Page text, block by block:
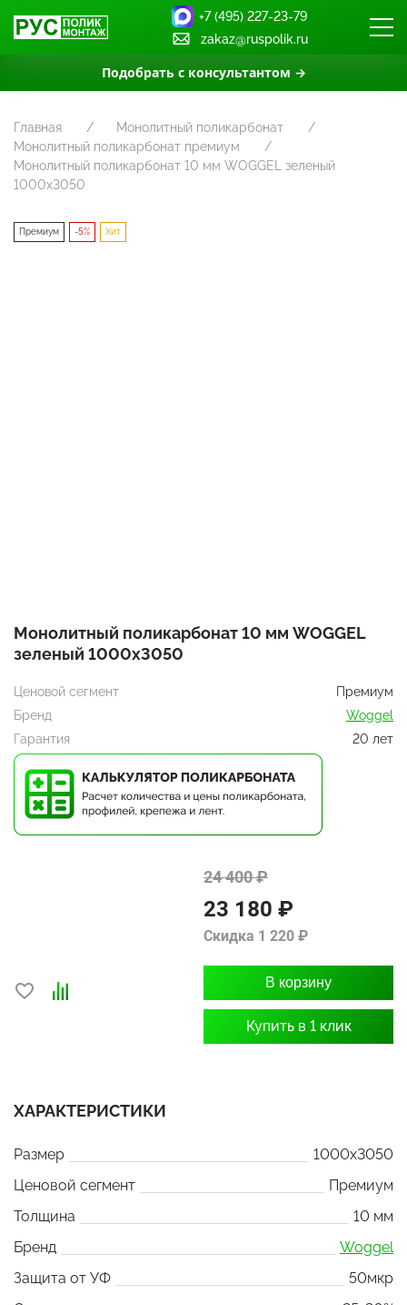
Подобрать с консультантом →
+7 (495) 227-23-79
zakaz@ruspolik.ru
Главная
Монолитный поликарбонат
Монолитный поликарбонат премиум
Монолитный поликарбонат 10 мм WOGGEL зеленый
1000х3050
Премиум -5% Хит
Монолитный поликарбонат 10 мм WOGGEL
зеленый 1000х3050
Ценовой сегмент
Премиум
Бренд
Woggel
Гарантия
20 лет
24 400 ₽
23 180 ₽
Скидка 1 220 ₽
В корзину
Купить в 1 клик
ХАРАКТЕРИСТИКИ
Размер
1000x3050
Ценовой сегмент
Премиум
Толщина
10 мм
Бренд
Woggel
Защита от УФ
50мкр